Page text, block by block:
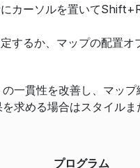
カーソルを置いて
するか、マップの配置オ
一貫性を改善し、マッ
求める場合はスタイル
プログラム